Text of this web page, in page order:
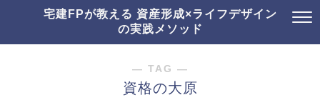
宅建FPが教える 資産形成×ライフデザイン
の実践メソッド
― TAG ―
資格の大原